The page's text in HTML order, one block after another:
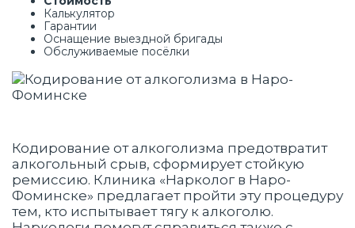
Калькулятор
Гарантии
Оснащение выездной бригады
Обслуживаемые посёлки
Кодирование от алкоголизма предотвратит
алкогольный срыв, сформирует стойкую
ремиссию. Клиника «Нарколог в Наро-
Фоминске» предлагает пройти эту процедуру
тем, кто испытывает тягу к алкоголю.